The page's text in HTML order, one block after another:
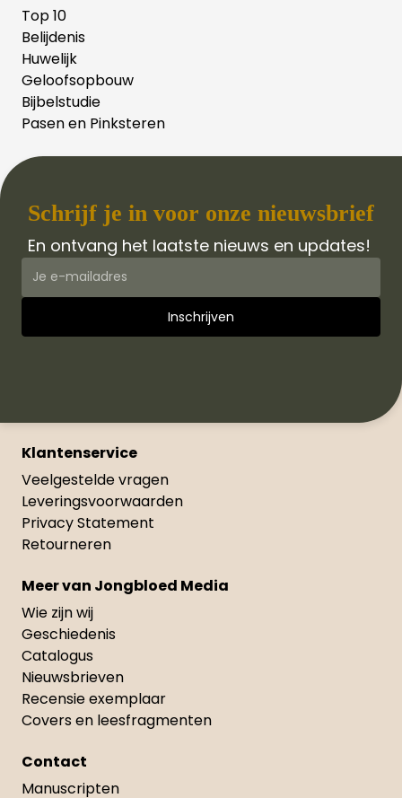
Top 10
Belijdenis
Huwelijk
Geloofsopbouw
Bijbelstudie
Pasen en Pinksteren
Schrijf je in voor onze nieuwsbrief
En ontvang het laatste nieuws en updates!
Klantenservice
Veelgestelde vragen
Leveringsvoorwaarden
Privacy Statement
Retourneren
Meer van Jongbloed Media
Wie zijn wij
Geschiedenis
Catalogus
Nieuwsbrieven
Recensie exemplaar
Covers en leesfragmenten
Contact
Manuscripten